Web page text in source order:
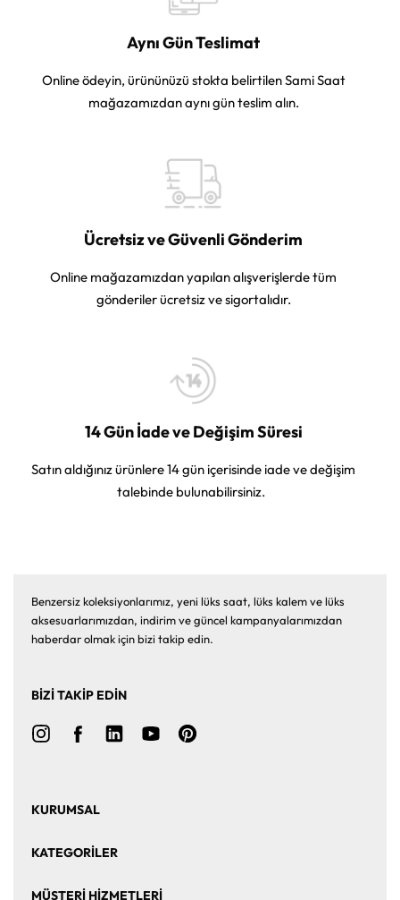
Aynı Gün Teslimat
Online ödeyin, ürününüzü stokta belirtilen Sami Saat
mağazamızdan aynı gün teslim alın.
Ücretsiz ve Güvenli Gönderim
Online mağazamızdan yapılan alışverişlerde tüm
gönderiler ücretsiz ve sigortalıdır.
14 Gün İade ve Değişim Süresi
Satın aldığınız ürünlere 14 gün içerisinde iade ve değişim
talebinde bulunabilirsiniz.
Benzersiz koleksiyonlarımız, yeni lüks saat, lüks kalem ve lüks
aksesuarlarımızdan, indirim ve güncel kampanyalarımızdan
haberdar olmak için bizi takip edin.
BİZİ TAKİP EDİN
KURUMSAL
KATEGORİLER
MÜŞTERİ HİZMETLERİ